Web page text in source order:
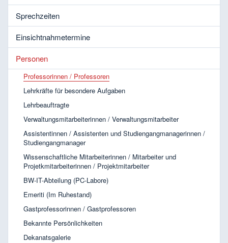
Sprechzeiten
Einsichtnahmetermine
Personen
Professorinnen / Professoren
Lehrkräfte für besondere Aufgaben
Lehrbeauftragte
Verwaltungsmitarbeiterinnen / Verwaltungsmitarbeiter
Assistentinnen / Assistenten und Studiengangmanagerinnen /
Studiengangmanager
Wissenschaftliche Mitarbeiterinnen / Mitarbeiter und
Projetkmitarbeiterinnen / Projektmitarbeiter
BW-IT-Abteilung (PC-Labore)
Emeriti (Im Ruhestand)
Gastprofessorinnen / Gastprofessoren
Bekannte Persönlichkeiten
Dekanatsgalerie